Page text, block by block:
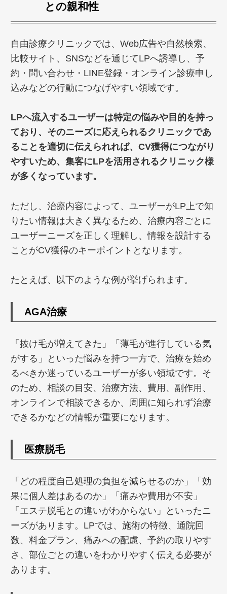
との親和性
自由診療クリニックでは、Web広告や自然検索、
比較サイト、SNSなどを通じてLPへ誘導し、予
約・問い合わせ・LINE登録・オンライン診療申し
込みなどの行動につなげやすい領域です。
LPへ流入するユーザーは特定の悩みや目的を持っ
ており、そのニーズに応えられるクリニックであ
ることを適切に伝えられれば、CV獲得につながり
やすいため、集客にLPを活用されるクリニック様
が多くなっています。
ただし、治療内容によって、ユーザーがLP上で知
りたい情報は大きく異なるため、治療内容ごとに
ユーザーニーズを正しく理解し、情報を設計する
ことがCV獲得のキーポイントとなります。
たとえば、以下のような例が挙げられます。
AGA治療
「抜け毛が増えてきた」「薄毛が進行している気
がする」といった悩みを持つ一方で、治療を始め
るべきか迷っているユーザーが多い領域です。そ
のため、相談の目安、治療方法、費用、副作用、
オンラインで相談できるか、周囲に知られず治療
できるかなどの情報が重要になります。
医療脱毛
「どの程度自己処理の負担を減らせるのか」「効
果に個人差はあるのか」「痛みや費用が不安」
「エステ脱毛との違いがわからない」といったニ
ーズがあります。LPでは、施術の特徴、通院回
数、料金プラン、痛みへの配慮、予約の取りやす
さ、部位ごとの違いをわかりやすく伝える必要が
あります。